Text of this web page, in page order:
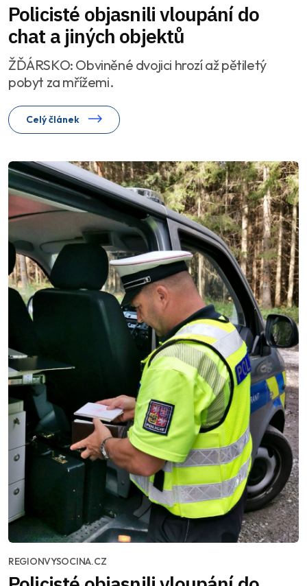
Policisté objasnili vloupání do
chat a jiných objektů
ŽĎÁRSKO: Obviněné dvojici hrozí až pětiletý
pobyt za mřížemi.
Celý článek
REGIONVYSOCINA.CZ